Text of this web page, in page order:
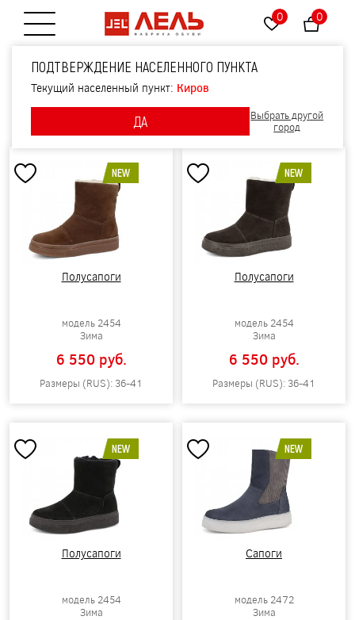
Открытие меню 0 0
ПОДТВЕРЖДЕНИЕ НАСЕЛЕННОГО ПУНКТА
Текущий населенный пункт: Киров
ДА
Выбрать другой
город
ЗИМНЯЯ ОБУВЬ ДЛЯ ДЕВОЧЕК
Фильтры
Цене
NEW
Полусапоги
модель 2454
Зима
6 550 pуб.
Размеры (RUS): 36-41
NEW
Полусапоги
модель 2454
Зима
6 550 pуб.
Размеры (RUS): 36-41
NEW
Полусапоги
модель 2454
Зима
NEW
Сапоги
модель 2472
Зима